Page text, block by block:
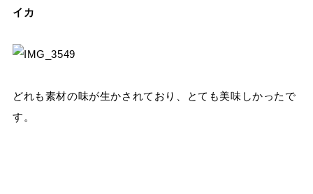
イカ
どれも素材の味が生かされており、とても美味しかったで
す。